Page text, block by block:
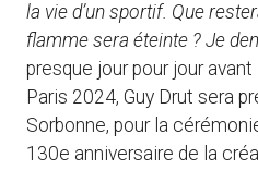
la vie d’un sportif. Que
flamme sera éteinte ? Je
presque jour pour jour
Paris 2024, Guy Drut sera
Sorbonne, pour la
130e anniversaire de la